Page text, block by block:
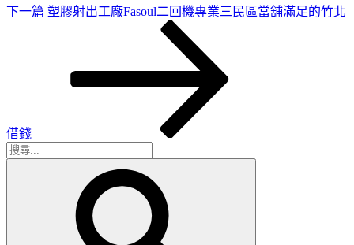
下
下一篇 塑膠射出工廠Fasoul二回機專業三民區當舖滿足的竹北
借錢
搜